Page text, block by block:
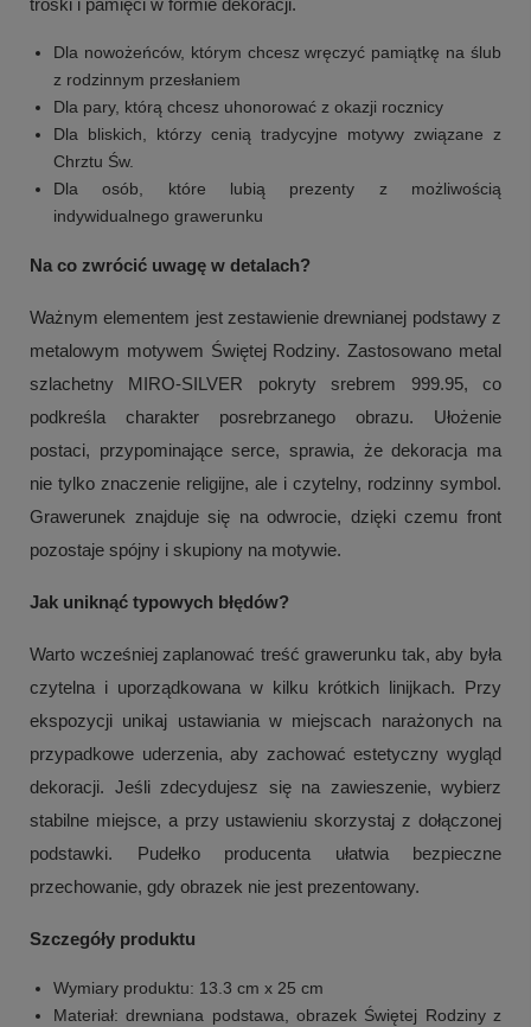
troski i pamięci w formie dekoracji.
Dla nowożeńców, którym chcesz wręczyć pamiątkę na ślub
z rodzinnym przesłaniem
Dla pary, którą chcesz uhonorować z okazji rocznicy
Dla bliskich, którzy cenią tradycyjne motywy związane z
Chrztu Św.
Dla osób, które lubią prezenty z możliwością
indywidualnego grawerunku
Na co zwrócić uwagę w detalach?
Ważnym elementem jest zestawienie drewnianej podstawy z
metalowym motywem Świętej Rodziny. Zastosowano metal
szlachetny MIRO-SILVER pokryty srebrem 999.95, co
podkreśla charakter posrebrzanego obrazu. Ułożenie
postaci, przypominające serce, sprawia, że dekoracja ma
nie tylko znaczenie religijne, ale i czytelny, rodzinny symbol.
Grawerunek znajduje się na odwrocie, dzięki czemu front
pozostaje spójny i skupiony na motywie.
Jak uniknąć typowych błędów?
Warto wcześniej zaplanować treść grawerunku tak, aby była
czytelna i uporządkowana w kilku krótkich linijkach. Przy
ekspozycji unikaj ustawiania w miejscach narażonych na
przypadkowe uderzenia, aby zachować estetyczny wygląd
dekoracji. Jeśli zdecydujesz się na zawieszenie, wybierz
stabilne miejsce, a przy ustawieniu skorzystaj z dołączonej
podstawki. Pudełko producenta ułatwia bezpieczne
przechowanie, gdy obrazek nie jest prezentowany.
Szczegóły produktu
Wymiary produktu: 13.3 cm x 25 cm
Materiał: drewniana podstawa, obrazek Świętej Rodziny z